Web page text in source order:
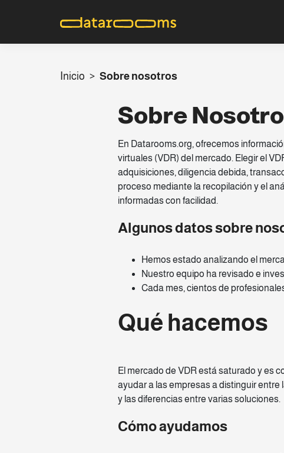
Inicio > Sobre nosotros
Sobre
En Datarooms.org, ofrecemos
virtuales (VDR) del mercado. Elegir el
adquisiciones, diligencia debida,
proceso mediante la recopilación y el
informadas con facilidad.
Algunos datos sobre
Hemos estado analizando el
Nuestro equipo ha revisado e
Cada mes, cientos de
Qué hacemos
El mercado de VDR está saturado y es
ayudar a las empresas a distinguir
y las diferencias entre varias soluciones.
Cómo ayudamos